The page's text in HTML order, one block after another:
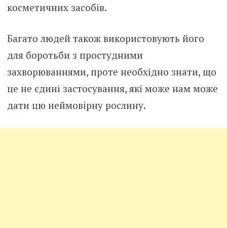
косметичних засобів.
Багато людей також використовують його
для боротьби з простудними
захворюваннями, проте необхідно знати, що
це не єдині застосування, які може нам може
дати цю неймовірну рослину.